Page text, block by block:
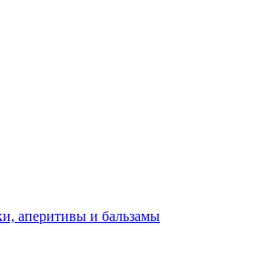
аперитивы и бальзамы